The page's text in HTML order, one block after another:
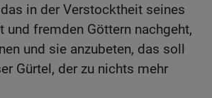
in der Verstocktheit seines
und fremden Göttern nachgeht,
und sie anzubeten, das soll
Gürtel, der zu nichts mehr